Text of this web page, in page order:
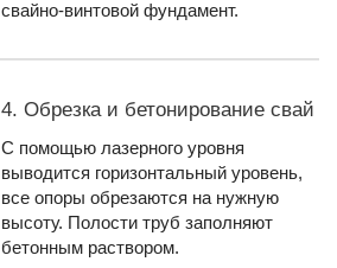
свайно-винтовой фундамент.
4. Обрезка и бетонирование свай
С помощью лазерного уровня
выводится горизонтальный уровень,
все опоры обрезаются на нужную
высоту. Полости труб заполняют
бетонным раствором.